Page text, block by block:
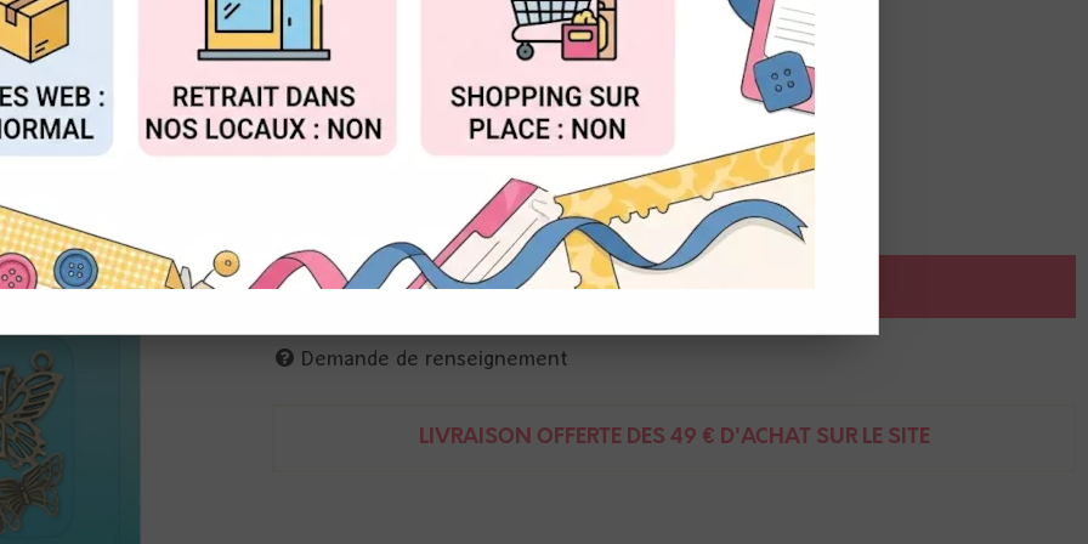
Réf. :SL-CO-CHARM02
lot de 10 charms métal
5 motifs papillons et noeud x 2
Demande de renseignement
LIVRAISON OFFERTE DÈS 49 € D'ACHAT SUR LE SITE
ACCEPTER TOUT